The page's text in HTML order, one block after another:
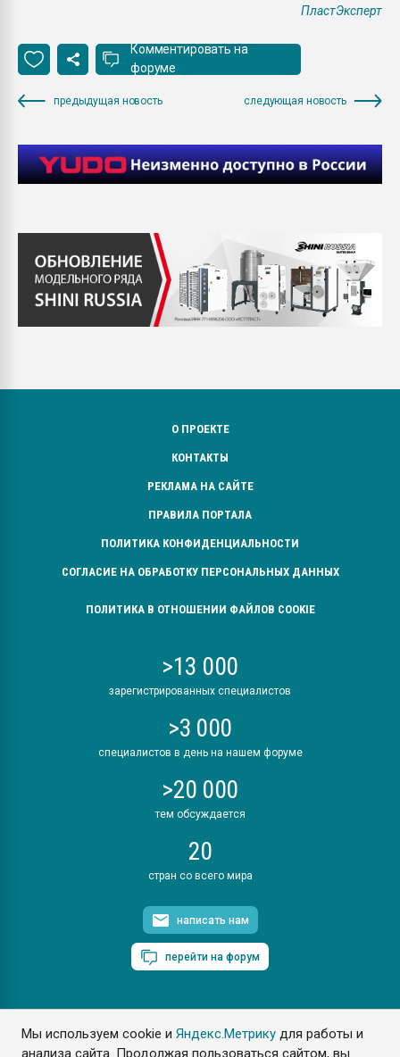
Мы используем cookie иЯндекс.Метрику для работы и
анализа сайта. Продолжая пользоваться сайтом, вы
ПластЭксперт
Комментировать на
форуме
предыдущая новость следующая новость
О ПРОЕКТЕ
КОНТАКТЫ
РЕКЛАМА НА САЙТЕ
ПРАВИЛА ПОРТАЛА
ПОЛИТИКА КОНФИДЕНЦИАЛЬНОСТИ
СОГЛАСИЕ НА ОБРАБОТКУ ПЕРСОНАЛЬНЫХ ДАННЫХ
ПОЛИТИКА В ОТНОШЕНИИ ФАЙЛОВ COOKIE
>13 000
зарегистрированных специалистов
>3 000
специалистов в день на нашем форуме
>20 000
тем обсуждается
20
стран со всего мира
написать нам
перейти на форум
ПластЭксперт © 2006. Все права защищены
Разрешается копирование материалов сайта с обязательной